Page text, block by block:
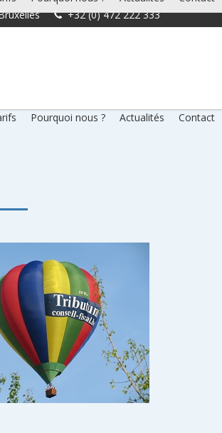
+32 (0) 472 222 333
Pourquoi nous ? Actualités Contact